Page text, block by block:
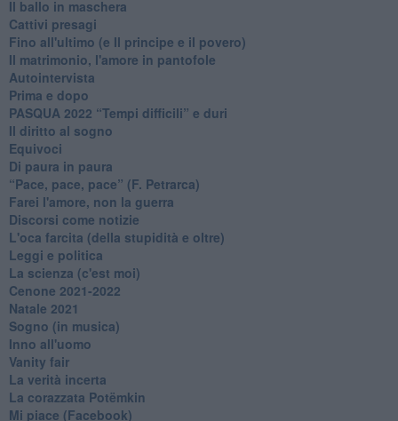
Il ballo in maschera
Cattivi presagi
Fino all'ultimo (e Il principe e il povero)
Il matrimonio, l'amore in pantofole
Autointervista
Prima e dopo
​PASQUA 2022 “Tempi difficili” e duri
Il diritto al sogno
Equivoci
Di paura in paura
​“Pace, pace, pace” (F. Petrarca)
Farei l'amore, non la guerra
Discorsi come notizie
L'oca farcita (della stupidità e oltre)
Leggi e politica
La scienza (c'est moi)
Cenone 2021-2022
Natale 2021
Sogno (in musica)
Inno all'uomo
Vanity fair
La verità incerta
La corazzata Potëmkin
Mi piace (Facebook)